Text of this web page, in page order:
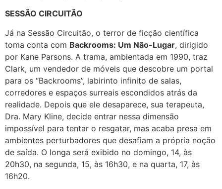
SESSÃO CIRCUITÃO
Já na Sessão Circuitão, o terror de ficção científica
toma conta com Backrooms: Um Não-Lugar, dirigido
por Kane Parsons. A trama, ambientada em 1990, traz
Clark, um vendedor de móveis que descobre um portal
para os “Backrooms”, labirinto infinito de salas,
corredores e espaços surreais escondidos atrás da
realidade. Depois que ele desaparece, sua terapeuta,
Dra. Mary Kline, decide entrar nessa dimensão
impossível para tentar o resgatar, mas acaba presa em
ambientes perturbadores que desafiam a própria noção
de saída. O longa será exibido no domingo, 14, às
20h30, na segunda, 15, às 16h30, e na quarta, 17, às
16h20.